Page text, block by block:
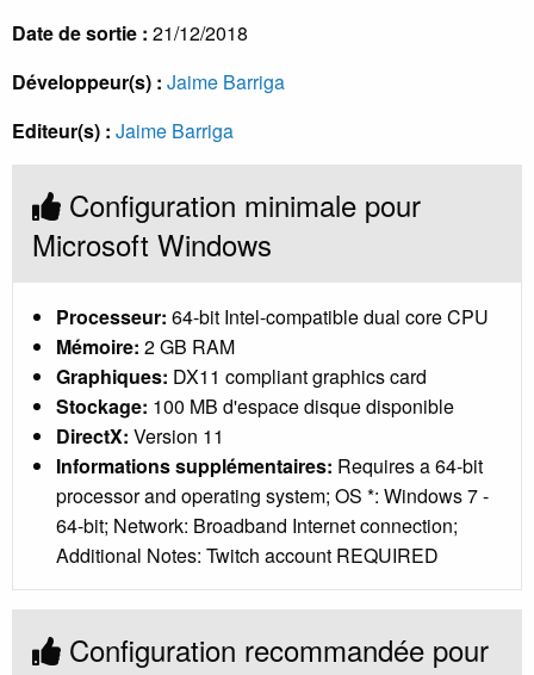
Date de sortie : 21/12/2018
Développeur(s) : Jaime Barriga
Editeur(s) : Jaime Barriga
Configuration minimale pour
Microsoft Windows
Processeur: 64-bit Intel-compatible dual core CPU
Mémoire: 2 GB RAM
Graphiques: DX11 compliant graphics card
Stockage: 100 MB d'espace disque disponible
DirectX: Version 11
Informations supplémentaires: Requires a 64-bit
processor and operating system; OS *: Windows 7 -
64-bit; Network: Broadband Internet connection;
Additional Notes: Twitch account REQUIRED
Configuration recommandée pour